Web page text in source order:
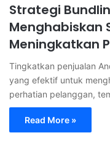
Strategi
Menghabiskan
Meningkatkan
Tingkatkan penjualan
yang efektif untuk
perhatian pelanggan,
Read More »